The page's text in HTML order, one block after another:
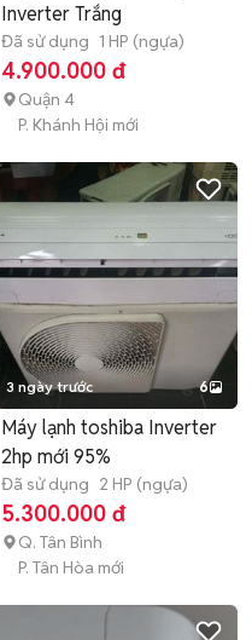
Inverter Trắng
Đã sử dụng 1 HP (ngựa)
4.900.000 đ
Quận 4
P. Khánh Hội mới
3 ngày trước 6
Máy lạnh toshiba Inverter
2hp mới 95%
Đã sử dụng 2 HP (ngựa)
5.300.000 đ
Q. Tân Bình
P. Tân Hòa mới